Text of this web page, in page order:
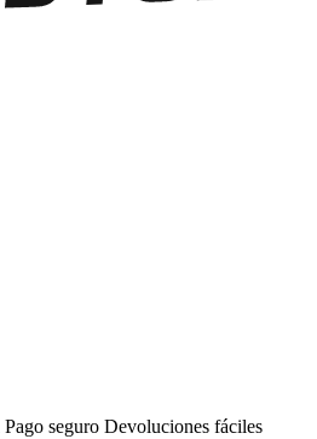
Pago seguro Devoluciones fáciles